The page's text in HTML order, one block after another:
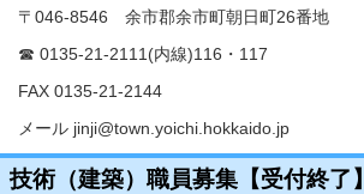
〒046-8546 余市郡余市町朝日町26番地
☎ 0135-21-2111(内線)116・117
FAX 0135-21-2144
メール jinji@town.yoichi.hokkaido.jp
技術（建築）職員募集【受付終了】